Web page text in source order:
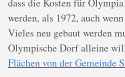
dass die Kosten für
werden, als 1972, auch
Vieles neu gebaut werden
Olympische Dorf alleine
Flächen von der Gemeinde